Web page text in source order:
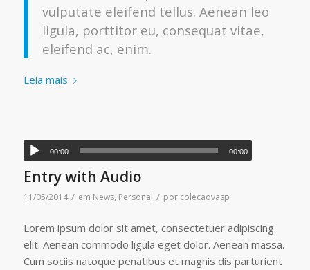
vulputate eleifend tellus. Aenean leo
ligula, porttitor eu, consequat vitae,
eleifend ac, enim.
Leia mais
00:00 00:00
Entry with Audio
11/05/2014 / em News, Personal / por colecaovasp
Lorem ipsum dolor sit amet, consectetuer adipiscing
elit. Aenean commodo ligula eget dolor. Aenean massa.
Cum sociis natoque penatibus et magnis dis parturient